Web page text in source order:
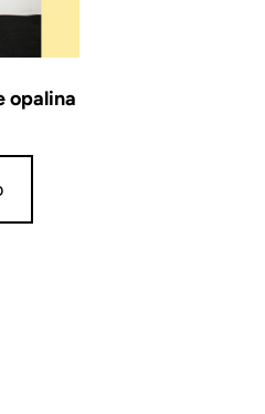
opalina